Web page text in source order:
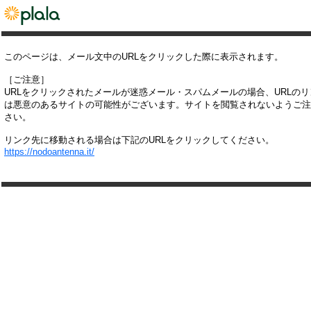
このページは、メール文中のURLをクリックした際に表示されます。
［ご注意］
URLをクリックされたメールが迷惑メール・スパムメールの場合、URLの
は悪意のあるサイトの可能性がございます。サイトを閲覧されないようご
さい。
リンク先に移動される場合は下記のURLをクリックしてください。
https://nodoantenna.it/